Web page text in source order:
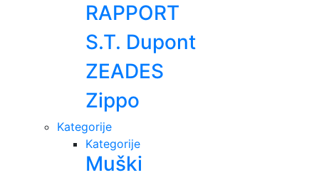
RAPPORT
S.T. Dupont
ZEADES
Zippo
Kategorije
Kategorije
Muški